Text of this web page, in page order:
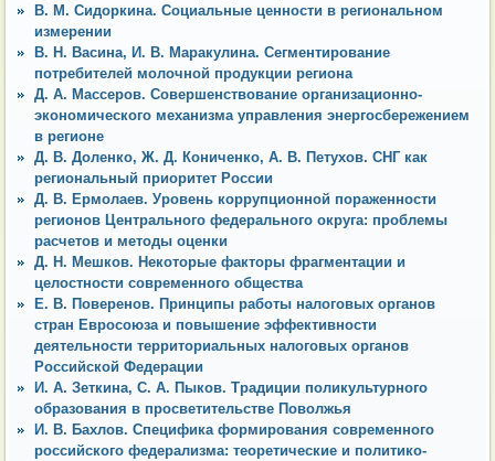
В. М. Сидоркина. Социальные ценности в региональном
измерении
В. Н. Васина, И. В. Маракулина. Сегментирование
потребителей молочной продукции региона
Д. А. Массеров. Совершенствование организационно-
экономического механизма управления энергосбережением
в регионе
Д. В. Доленко, Ж. Д. Кониченко, А. В. Петухов. СНГ как
региональный приоритет России
Д. В. Ермолаев. Уровень коррупционной пораженности
регионов Центрального федерального округа: проблемы
расчетов и методы оценки
Д. Н. Мешков. Некоторые факторы фрагментации и
целостности современного общества
Е. В. Поверенов. Принципы работы налоговых органов
стран Евросоюза и повышение эффективности
деятельности территориальных налоговых органов
Российской Федерации
И. А. Зеткина, С. А. Пыков. Традиции поликультурного
образования в просветительстве Поволжья
И. В. Бахлов. Специфика формирования современного
российского федерализма: теоретические и политико-